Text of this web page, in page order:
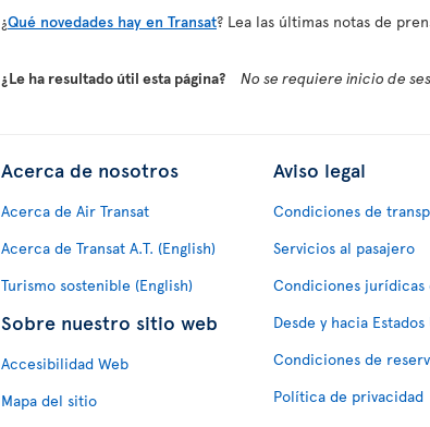
¿Qué novedades hay en Transat? Lea las últimas notas de
¿Le ha resultado útil esta página? No se requiere inicio de
Acerca de nosotros
Acerca de Air Transat
Acerca de Transat A.T. (English)
Turismo sostenible (English)
Sobre nuestro sitio web
Accesibilidad Web
Mapa del sitio
Aviso legal
Condiciones de
Servicios al pasajero
Condiciones jurídicas
Desde y hacia Estados
Condiciones de
Política de privacidad